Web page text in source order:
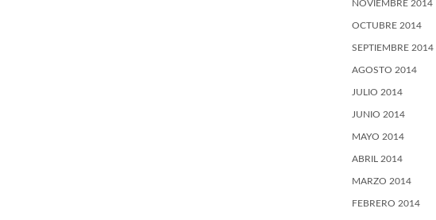
NOVIEMBRE 2014
OCTUBRE 2014
SEPTIEMBRE 2014
AGOSTO 2014
JULIO 2014
JUNIO 2014
MAYO 2014
ABRIL 2014
MARZO 2014
FEBRERO 2014